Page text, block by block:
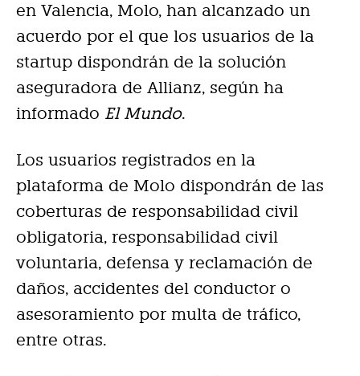
en Valencia, Molo, han alcanzado un
acuerdo por el que los usuarios de la
startup dispondrán de la solución
aseguradora de Allianz, según ha
informado El Mundo.
Los usuarios registrados en la
plataforma de Molo dispondrán de las
coberturas de responsabilidad civil
obligatoria, responsabilidad civil
voluntaria, defensa y reclamación de
daños, accidentes del conductor o
asesoramiento por multa de tráfico,
entre otras.